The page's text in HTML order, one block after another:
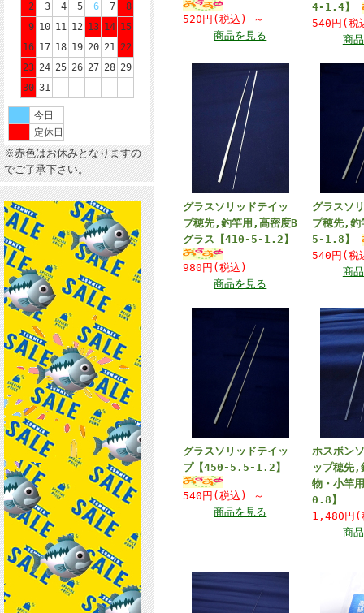
2
3 4 5 6 7
8
9 10 11 12 13 14 15
16 17 18 19 20 21 22
23 24 25 26 27 28 29
30 31
今日
定休日
※赤色はお休みとなりますの
でご了承下さい。
520円(税込)
～
商品を見る
4-1.4】
540円(
商
グラスソリッドテイッ
プ穂先,釣竿用,高密度B
グラス【410-5-1.2】
980円(税込)
商品を見る
グラスソ
プ穂先,
5-1.8】
540円(
商
グラスソリッドテイッ
プ【450-5.5-1.2】
540円(税込)
～
商品を見る
ホスボン
ップ穂先
物・小竿
0.8】
1,480円
商